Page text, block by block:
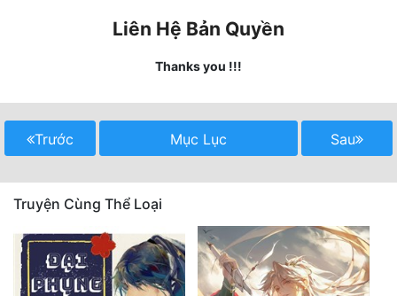
Nữ Phụ
Phong Thủy - Tâm Linh
Phương Tây
Phản Phái
Quan Trường
Liên Hệ Bản Quyền
Thanks you !!!
Trước Mục Lục Sau
Truyện Cùng Thể Loại